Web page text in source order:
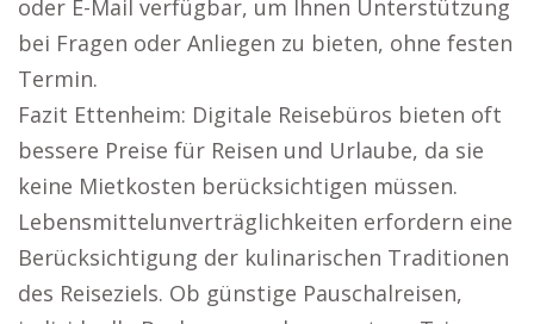
oder E-Mail verfügbar, um Ihnen Unterstützung
bei Fragen oder Anliegen zu bieten, ohne festen
Termin.
Fazit Ettenheim: Digitale Reisebüros bieten oft
bessere Preise für Reisen und Urlaube, da sie
keine Mietkosten berücksichtigen müssen.
Lebensmittelunverträglichkeiten erfordern eine
Berücksichtigung der kulinarischen Traditionen
des Reiseziels. Ob günstige Pauschalreisen,